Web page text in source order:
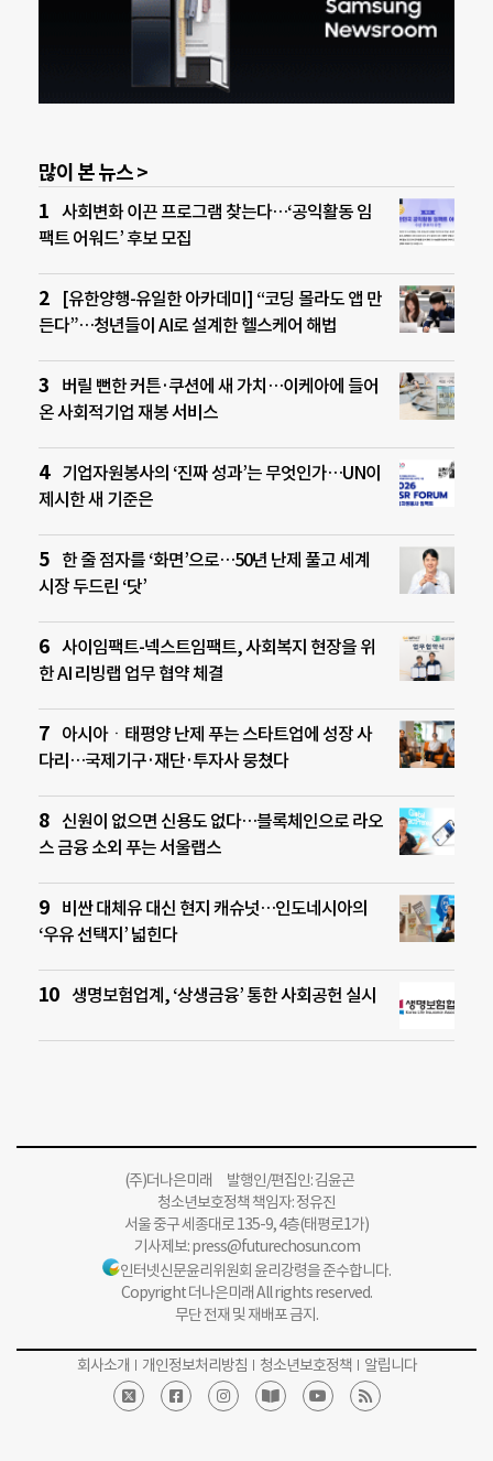
많이 본 뉴스 >
사회변화 이끈 프로그램 찾는다…‘공익활동 임
팩트 어워드’ 후보 모집
[유한양행-유일한 아카데미] “코딩 몰라도 앱 만
든다”…청년들이 AI로 설계한 헬스케어 해법
버릴 뻔한 커튼·쿠션에 새 가치…이케아에 들어
온 사회적기업 재봉 서비스
기업자원봉사의 ‘진짜 성과’는 무엇인가…UN이
제시한 새 기준은
한 줄 점자를 ‘화면’으로…50년 난제 풀고 세계
시장 두드린 ‘닷’
사이임팩트-넥스트임팩트, 사회복지 현장을 위
한 AI 리빙랩 업무 협약 체결
아시아ㆍ태평양 난제 푸는 스타트업에 성장 사
다리…국제기구·재단·투자사 뭉쳤다
신원이 없으면 신용도 없다…블록체인으로 라오
스 금융 소외 푸는 서울랩스
비싼 대체유 대신 현지 캐슈넛…인도네시아의
‘우유 선택지’ 넓힌다
생명보험업계, ‘상생금융’ 통한 사회공헌 실시
(주)더나은미래 발행인/편집인: 김윤곤
청소년보호정책 책임자: 정유진
서울 중구 세종대로 135-9, 4층(태평로1가)
기사제보:press@futurechosun.com
인터넷신문윤리위원회 윤리강령을 준수합니다.
Copyright 더나은미래 All rights reserved.
무단 전재 및 재배포 금지.
회사소개 개인정보처리방침 청소년보호정책 알립니다